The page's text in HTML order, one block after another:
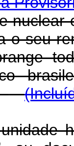
nuclear
o seu